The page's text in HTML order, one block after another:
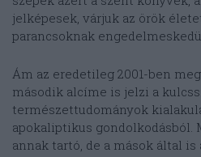
jelképesek, várjuk az örök
parancsoknak
Ám az eredetileg 2001-ben
második alcíme is jelzi a
természettudományok
apokaliptikus gondolkodásból.
annak tartó, de a mások által